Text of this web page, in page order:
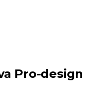
Pro-design